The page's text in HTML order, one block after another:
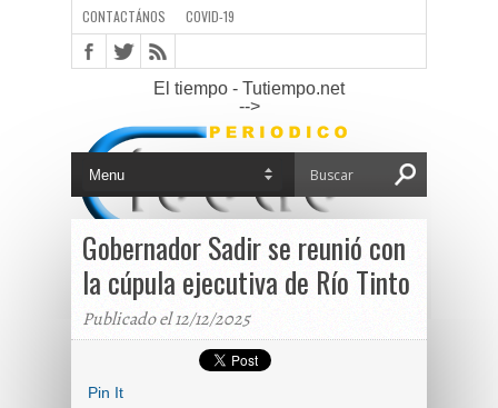
CONTACTÁNOS COVID-19
El tiempo - Tutiempo.net
-->
Gobernador Sadir se reunió con
la cúpula ejecutiva de Río Tinto
Publicado el 12/12/2025
Pin It